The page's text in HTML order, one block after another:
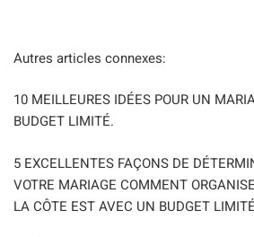
Autres articles connexes:
10 MEILLEURES IDÉES POUR UN
BUDGET LIMITÉ.
5 EXCELLENTES FAÇONS DE
VOTRE MARIAGE COMMENT
LA CÔTE EST AVEC UN BUDGET